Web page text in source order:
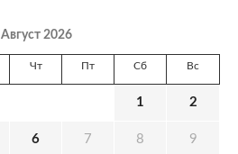
Август 2026
Чт Пт Сб Вс
1 2
6 7 8 9